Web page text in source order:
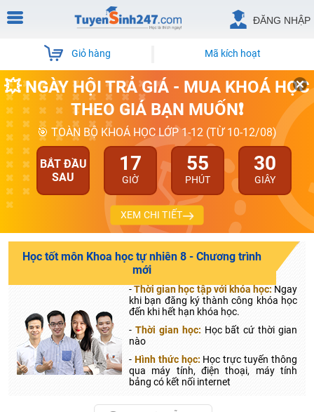
ĐĂNG NHẬP
Giỏ hàng Mã kích hoạt
💥 NGÀY HỘI TRẢ GIÁ - MUA KHOÁ HỌC
THEO GIÁ BẠN MUỐN❗
🎯 TOÀN BỘ KHOÁ HỌC LỚP 1-12 (TỪ 10-12/08)
BẮT ĐẦU
SAU
17
GIỜ
55
PHÚT
29
GIÂY
XEM CHI TIẾT
Học tốt môn Khoa học tự nhiên 8 - Chương trình
mới
-Thời gian học tập với khóa học: Ngay
khi bạn đăng ký thành công khóa học
đến khi hết hạn khóa học.
- Thời gian học: Học bất cứ thời gian
nào
- Hình thức học: Học trực tuyến thông
qua máy tính, điện thoại, máy tính
bảng có kết nối internet